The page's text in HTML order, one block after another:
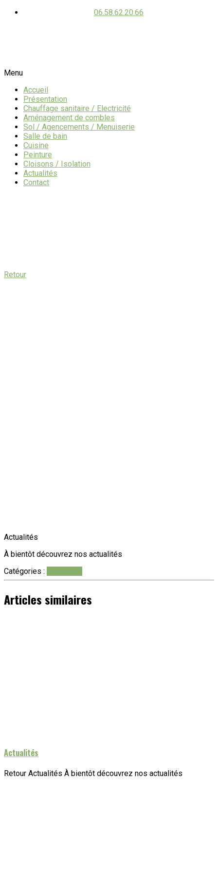
06.58.62.20.66
Menu
Accueil
Présentation
Chauffage sanitaire / Electricité
Aménagement de combles
Sol / Agencements / Menuiserie
Salle de bain
Cuisine
Peinture
Cloisons / Isolation
Actualités
Contact
Retour
Actualités
À bientôt découvrez nos actualités
Catégories :
Articles similaires
Actualités
Retour Actualités À bientôt découvrez nos actualités